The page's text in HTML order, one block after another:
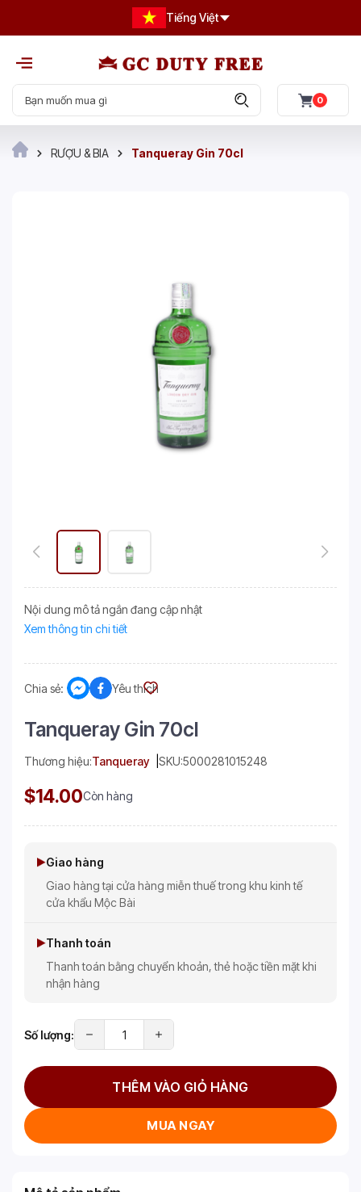
Tiếng Việt
0
RƯỢU & BIA Tanqueray Gin 70cl
Nội dung mô tả ngắn đang cập nhật
Xem thông tin chi tiết
Chia sẻ: Yêu thích
Tanqueray Gin 70cl
Thương hiệu:Tanqueray SKU:5000281015248
$14.00Còn hàng
Giao hàng
Giao hàng tại cửa hàng miễn thuế trong khu kinh tế
cửa khẩu Mộc Bài
Thanh toán
Thanh toán bằng chuyển khoản, thẻ hoặc tiền mặt khi
nhận hàng
Số lượng:
THÊM VÀO GIỎ HÀNG
MUA NGAY